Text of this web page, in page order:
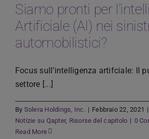
Siamo pronti per
Artificiale (AI) nei
automobilistici?
Focus sull’intelligenza artifciale: Il
settore [...]
By Solera Holdings, Inc. | Febbraio 22, 2021 |
Notizie su Qapter, Risorse del capitolo | 0
Read More